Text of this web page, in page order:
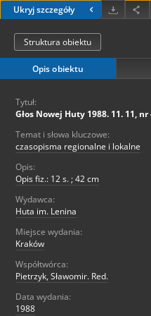
Ukryj szczegóły
Struktura obiektu
Opis obiektu
Tytuł:
Głos Nowej Huty 1988. 11. 11, nr
Temat i słowa kluczowe:
czasopisma regionalne i lokalne
Opis:
Opis fiz.: 12 s. ; 42 cm
Wydawca:
Huta im. Lenina
Miejsce wydania:
Kraków
Współtwórca:
Pietrzyk, Sławomir. Red.
Data wydania:
1988